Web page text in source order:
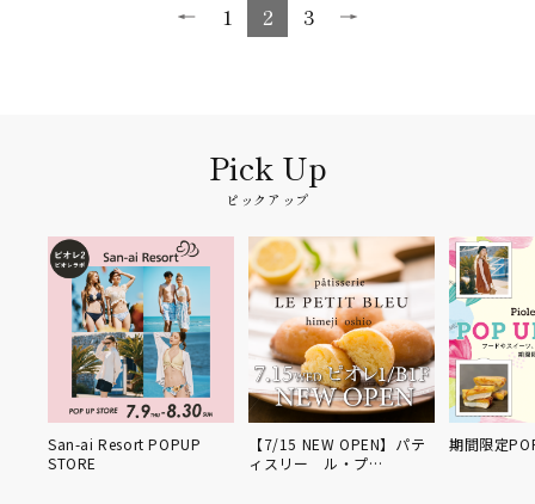
1 2 3
ピックアップ
San-ai Resort POPUP
STORE
【7/15 NEW OPEN】パテ
ィスリー ル・プ…
期間限定